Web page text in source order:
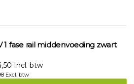
1 fase rail middenvoeding zwart
Incl. btw
Excl. btw